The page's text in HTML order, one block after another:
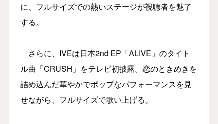
に、フルサイズでの熱いステージが視聴者を魅了
する。
さらに、IVEは日本2nd EP「ALIVE」のタイト
ル曲「CRUSH」をテレビ初披露。恋のときめきを
詰め込んだ華やかでポップなパフォーマンスを見
せながら、フルサイズで歌い上げる。